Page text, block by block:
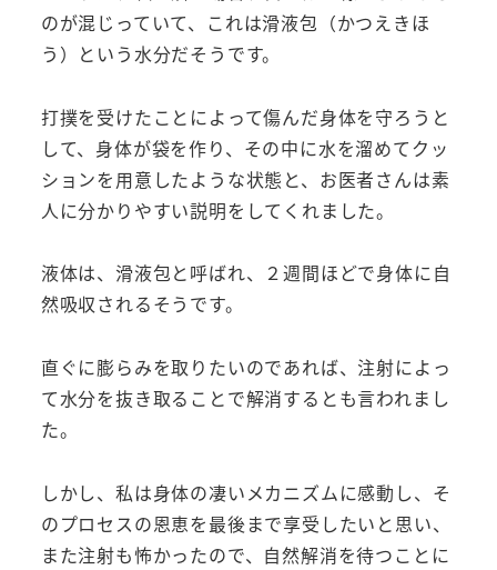
のが混じっていて、これは滑液包（かつえきほ
う）という水分だそうです。
打撲を受けたことによって傷んだ身体を守ろうと
して、身体が袋を作り、その中に水を溜めてクッ
ションを用意したような状態と、お医者さんは素
人に分かりやすい説明をしてくれました。
液体は、滑液包と呼ばれ、２週間ほどで身体に自
然吸収されるそうです。
直ぐに膨らみを取りたいのであれば、注射によっ
て水分を抜き取ることで解消するとも言われまし
た。
しかし、私は身体の凄いメカニズムに感動し、そ
のプロセスの恩恵を最後まで享受したいと思い、
また注射も怖かったので、自然解消を待つことに